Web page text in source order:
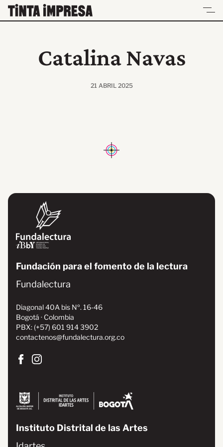
Skip
INICIO
NOSOTROS
Catalina Navas
21 ABRIL 2025
Fundación para el fomento de la lectura
Fundalectura
Diagonal 40A bis Nº. 16-46
Bogotá · Colombia
PBX: (+57) 601 914 3902
contactenos@fundalectura.org.co
Instituto Distrital de las Artes